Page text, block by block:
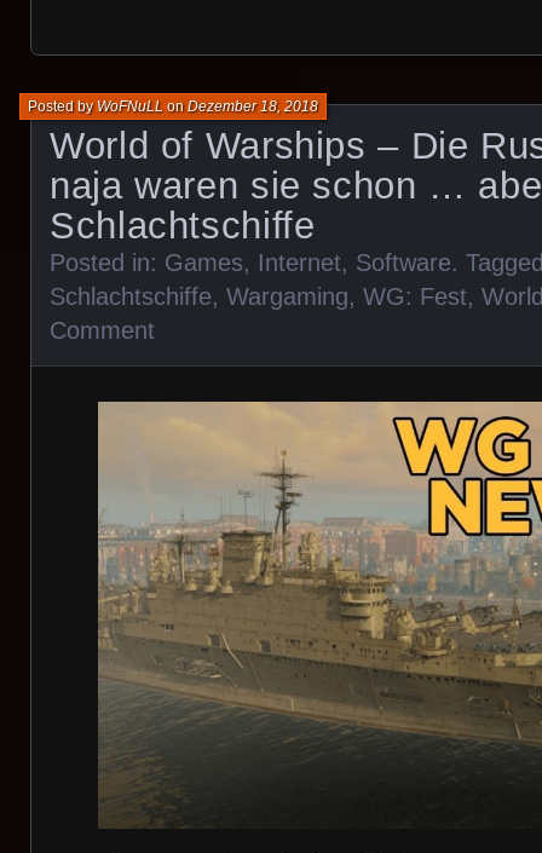
World of Warships – Die
naja waren sie schon …
Schlachtschiffe
Posted byWoFNuLL onDezember 18, 2018
Posted in: Games, Internet, Software.
Schlachtschiffe, Wargaming, WG: Fest,
Comment